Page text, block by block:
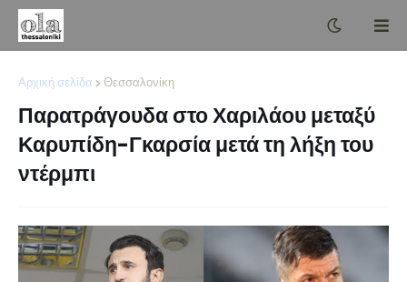
Αρχική σελίδα Θεσσαλονίκη
Παρατράγουδα στο Χαριλάου μεταξύ
Καρυπίδη-Γκαρσία μετά τη λήξη του
ντέρμπι